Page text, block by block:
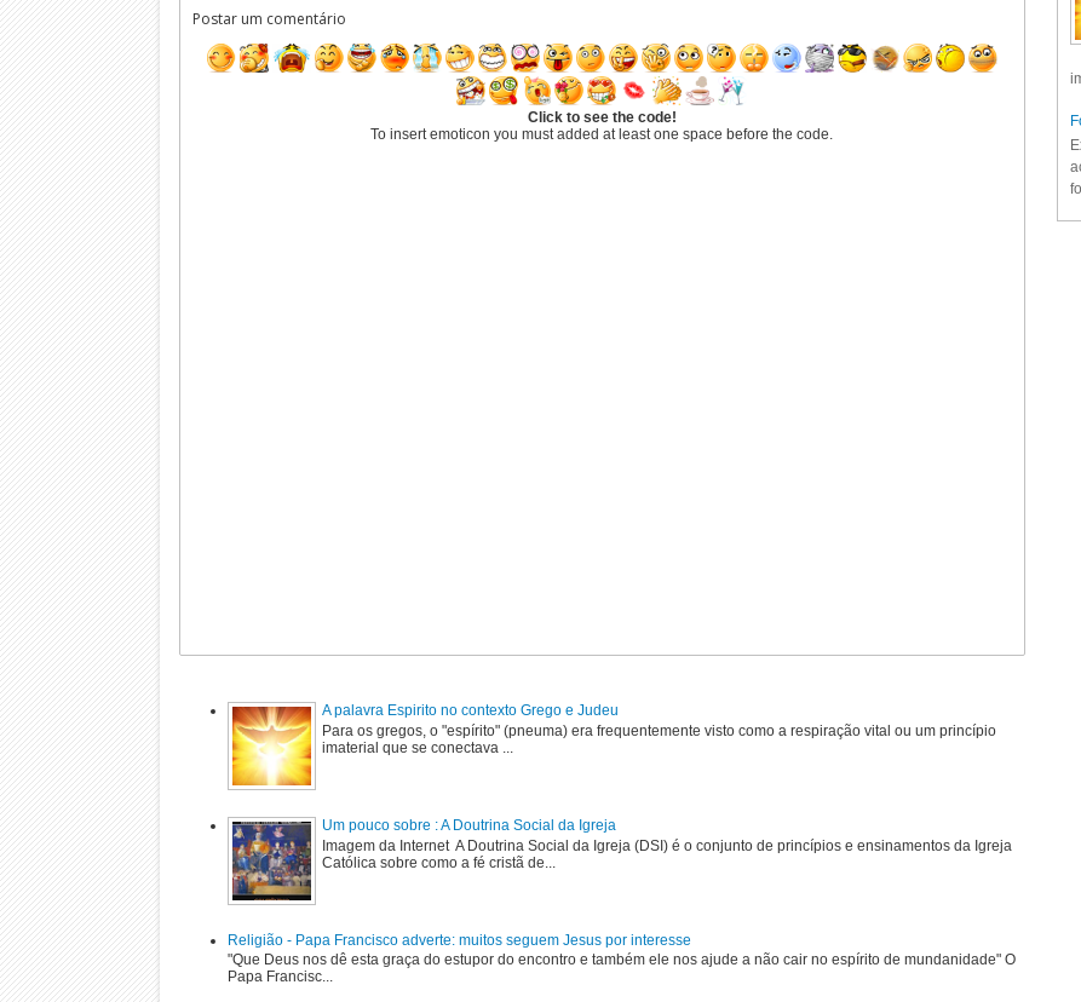
Postar um comentário
Click to see the code!
To insert emoticon you must added at least one space before the code.
A palavra Espirito no contexto Grego e Judeu
Para os gregos, o "espírito" (pneuma) era frequentemente visto como a respiração vital ou um princípio
imaterial que se conectava ...
Um pouco sobre : A Doutrina Social da Igreja
Imagem da Internet A Doutrina Social da Igreja (DSI) é o conjunto de princípios e ensinamentos da Igreja
Católica sobre como a fé cristã de...
Religião - Papa Francisco adverte: muitos seguem Jesus por interesse
"Que Deus nos dê esta graça do estupor do encontro e também ele nos ajude a não cair no espírito de mundanidade" O
Papa Francisc...